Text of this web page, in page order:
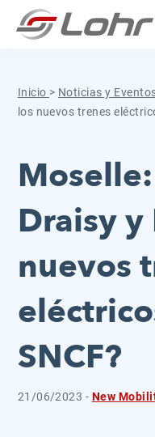
Saltar al contenido
Inicio > Noticias y
los nuevos trenes
Draisy y
nuevos
SNCF?
21/06/2023 - New
Panel de gestión de cookies